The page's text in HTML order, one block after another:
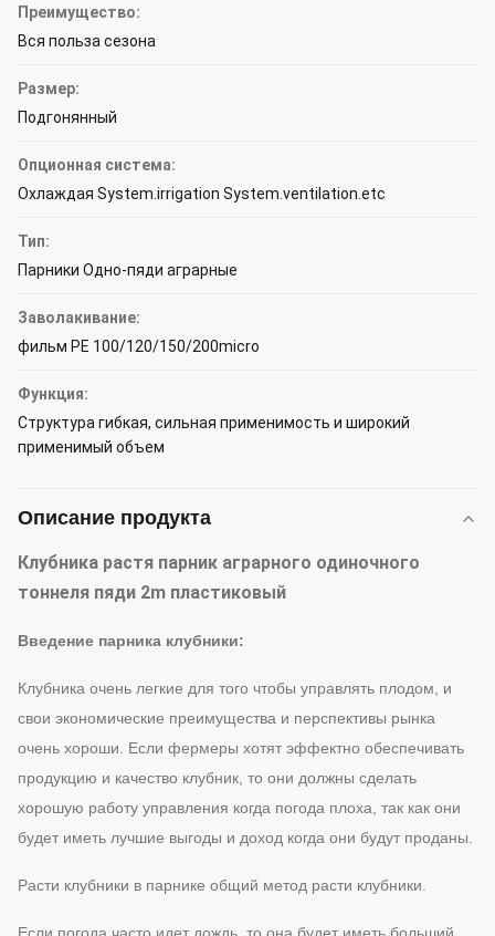
Преимущество:
Вся польза сезона
Размер:
Подгонянный
Опционная система:
Охлаждая System.irrigation System.ventilation.etc
Тип:
Парники Одно-пяди аграрные
Заволакивание:
фильм PE 100/120/150/200micro
Функция:
Структура гибкая, сильная применимость и широкий
применимый объем
Описание продукта
Клубника растя парник аграрного одиночного
тоннеля пяди 2m пластиковый
Введение парника клубники:
Клубника очень легкие для того чтобы управлять плодом, и
свои экономические преимущества и перспективы рынка
очень хороши. Если фермеры хотят эффектно обеспечивать
продукцию и качество клубник, то они должны сделать
хорошую работу управления когда погода плоха, так как они
будет иметь лучшие выгоды и доход когда они будут проданы.
Расти клубники в парнике общий метод расти клубники.